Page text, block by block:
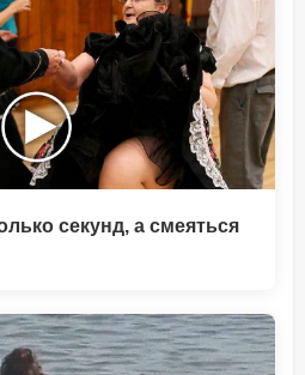
секунд, а смеяться